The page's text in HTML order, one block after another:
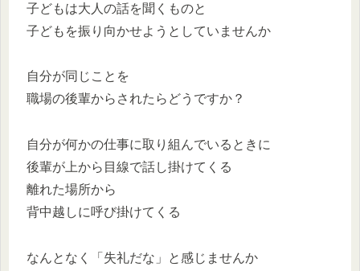
子どもは大人の話を聞くものと
子どもを振り向かせようとしていませんか
自分が同じことを
職場の後輩からされたらどうですか？
自分が何かの仕事に取り組んでいるときに
後輩が上から目線で話し掛けてくる
離れた場所から
背中越しに呼び掛けてくる
なんとなく「失礼だな」と感じませんか